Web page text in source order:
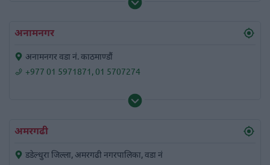
अनामनगर
अनामनगर वडा नं. काठमाण्डौं
+977 01 5971871 , 01 5707274
अमरगढी
डडेल्धुरा जिल्ला, अमरगढी नगरपालिका, वडा नं